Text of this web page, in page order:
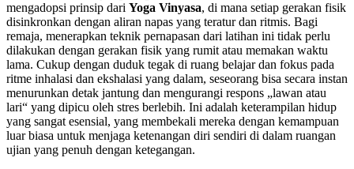
mengadopsi prinsip dari Yoga Vinyasa, di mana setiap gerakan fisik
disinkronkan dengan aliran napas yang teratur dan ritmis. Bagi
remaja, menerapkan teknik pernapasan dari latihan ini tidak perlu
dilakukan dengan gerakan fisik yang rumit atau memakan waktu
lama. Cukup dengan duduk tegak di ruang belajar dan fokus pada
ritme inhalasi dan ekshalasi yang dalam, seseorang bisa secara instan
menurunkan detak jantung dan mengurangi respons „lawan atau
lari“ yang dipicu oleh stres berlebih. Ini adalah keterampilan hidup
yang sangat esensial, yang membekali mereka dengan kemampuan
luar biasa untuk menjaga ketenangan diri sendiri di dalam ruangan
ujian yang penuh dengan ketegangan.